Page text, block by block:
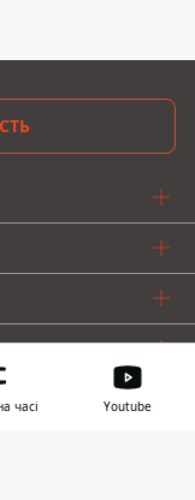
часі Youtube